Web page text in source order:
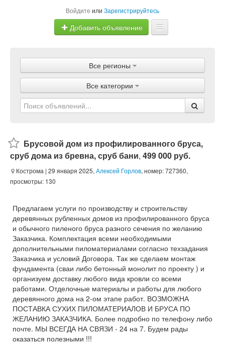
Войдите или Зарегистрируйтесь
Добавить объявление
Объявления
Магазины
Услуги
Все регионы
Все категории
Брусовой дом из профилированного бруса,
сруб дома из бревна, сруб бани, 499 000 руб.
Кострома | 29 января 2025, Алексей Горлов, номер: 727360,
просмотры: 130
Предлагаем услуги по производству и строительству
деревянных рубленных домов из профилированного бруса
и обычного пиленого бруса разного сечения по желанию
Заказчика. Комплектация всеми необходимыми
дополнительными пиломатериалами согласно техзадания
Заказчика и условий Договора. Так же сделаем монтаж
фундамента (сваи либо бетонный монолит по проекту ) и
организуем доставку любого вида кровли со всеми
работами. Отделочные материалы и работы для любого
деревянного дома на 2-ом этапе работ. ВОЗМОЖНА
ПОСТАВКА СУХИХ ПИЛОМАТЕРИАЛОВ И БРУСА ПО
ЖЕЛАНИЮ ЗАКАЗЧИКА. Более подробно по телефону либо
почте. МЫ ВСЕГДА НА СВЯЗИ - 24 на 7. Будем рады
оказаться полезными !!!